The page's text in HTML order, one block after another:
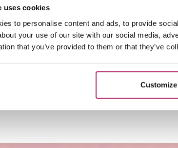
uses cookies
to personalise content and ads, to provide
your use of our site with our social media,
that you’ve provided to them or that they’ve
Customize
gram haar.
gram haar.
Extensions adviseren wij een
houd je jouw Extensions in optimale